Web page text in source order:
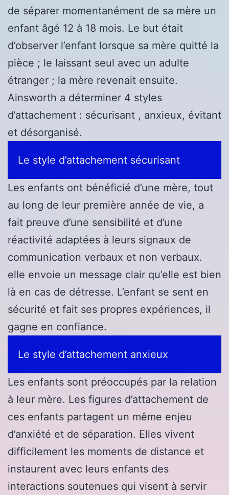
de séparer momentanément de sa mère un
enfant âgé 12 à 18 mois. Le but était
d’observer l’enfant lorsque sa mère quitté la
pièce ; le laissant seul avec un adulte
étranger ; la mère revenait ensuite.
Ainsworth a déterminer 4 styles
d’attachement : sécurisant , anxieux, évitant
et désorganisé.
Le style d’attachement sécurisant
Les enfants ont bénéficié d’une mère, tout
au long de leur première année de vie, a
fait preuve d’une sensibilité et d’une
réactivité adaptées à leurs signaux de
communication verbaux et non verbaux.
elle envoie un message clair qu’elle est bien
là en cas de détresse. L’enfant se sent en
sécurité et fait ses propres expériences, il
gagne en confiance.
Le style d’attachement anxieux
Les enfants sont préoccupés par la relation
à leur mère. Les figures d’attachement de
ces enfants partagent un même enjeu
d’anxiété et de séparation. Elles vivent
difficilement les moments de distance et
instaurent avec leurs enfants des
interactions soutenues qui visent à servir